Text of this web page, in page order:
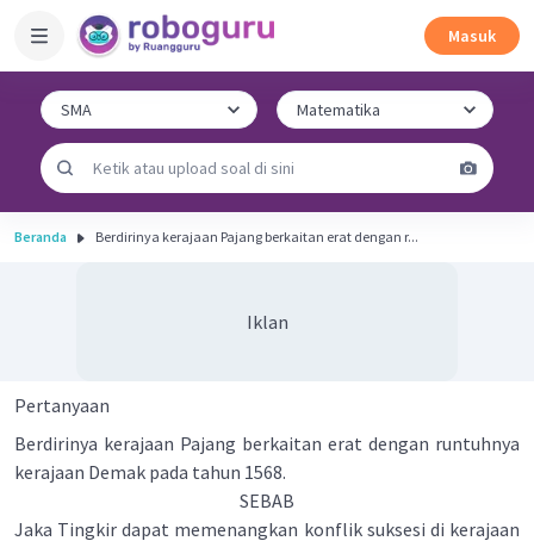
Masuk
Beranda Berdirinya kerajaan Pajang berkaitan erat dengan r...
Iklan
Pertanyaan
Berdirinya kerajaan Pajang berkaitan erat dengan runtuhnya
kerajaan Demak pada tahun 1568.
SEBAB
Jaka Tingkir dapat memenangkan konflik suksesi di kerajaan